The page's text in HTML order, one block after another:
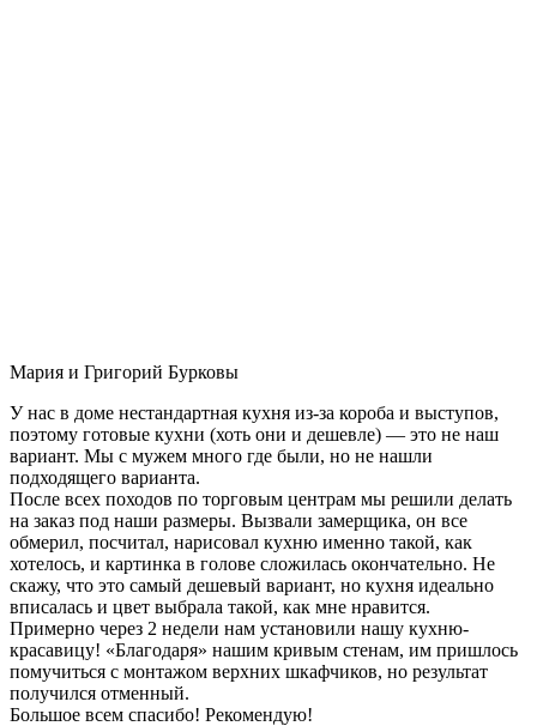
Мария и Григорий Бурковы
У нас в доме нестандартная кухня из-за короба и выступов,
поэтому готовые кухни (хоть они и дешевле) — это не наш
вариант. Мы с мужем много где были, но не нашли
подходящего варианта.
После всех походов по торговым центрам мы решили делать
на заказ под наши размеры. Вызвали замерщика, он все
обмерил, посчитал, нарисовал кухню именно такой, как
хотелось, и картинка в голове сложилась окончательно. Не
скажу, что это самый дешевый вариант, но кухня идеально
вписалась и цвет выбрала такой, как мне нравится.
Примерно через 2 недели нам установили нашу кухню-
красавицу! «Благодаря» нашим кривым стенам, им пришлось
помучиться с монтажом верхних шкафчиков, но результат
получился отменный.
Большое всем спасибо! Рекомендую!